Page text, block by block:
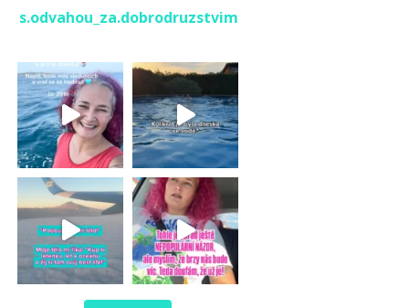
s.odvahou_za.dobrodruzstvim